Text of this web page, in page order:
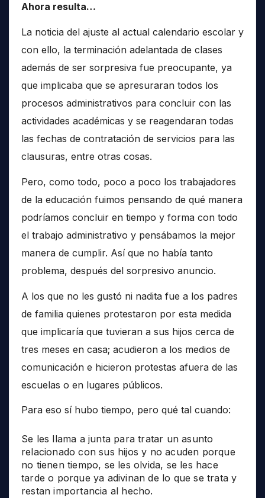
Ahora resulta…
La noticia del ajuste al actual calendario escolar y
con ello, la terminación adelantada de clases
además de ser sorpresiva fue preocupante, ya
que implicaba que se apresuraran todos los
procesos administrativos para concluir con las
actividades académicas y se reagendaran todas
las fechas de contratación de servicios para las
clausuras, entre otras cosas.
Pero, como todo, poco a poco los trabajadores
de la educación fuimos pensando de qué manera
podríamos concluir en tiempo y forma con todo
el trabajo administrativo y pensábamos la mejor
manera de cumplir. Así que no había tanto
problema, después del sorpresivo anuncio.
A los que no les gustó ni nadita fue a los padres
de familia quienes protestaron por esta medida
que implicaría que tuvieran a sus hijos cerca de
tres meses en casa; acudieron a los medios de
comunicación e hicieron protestas afuera de las
escuelas o en lugares públicos.
Para eso sí hubo tiempo, pero qué tal cuando:
Se les llama a junta para tratar un asunto
relacionado con sus hijos y no acuden porque
no tienen tiempo, se les olvida, se les hace
tarde o porque ya adivinan de lo que se trata y
restan importancia al hecho.